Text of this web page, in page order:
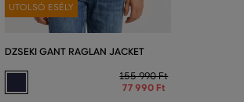
UTOLSÓ ESÉLY
DZSEKI GANT RAGLAN JACKET
155 990 Ft
77 990 Ft